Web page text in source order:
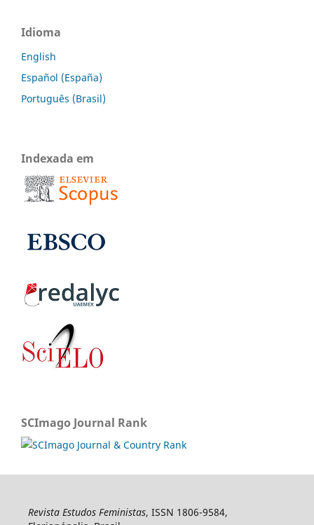
Idioma
English
Español (España)
Português (Brasil)
Indexada em
SCImago Journal Rank
Revista Estudos Feministas, ISSN 1806-9584,